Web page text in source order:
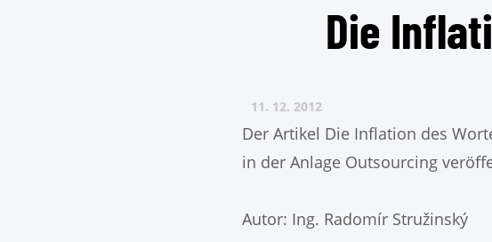
Die
11. 12. 2012
Der Artikel Die Inflation des
in der Anlage Outsourcing
Autor: Ing. Radomír Stružinský